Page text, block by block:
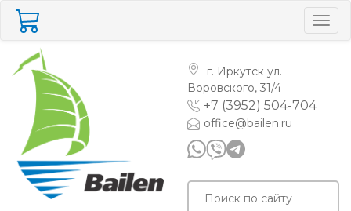
г. Иркутск ул.
Воровского, 31/4
+7 (3952) 504-704
office@bailen.ru